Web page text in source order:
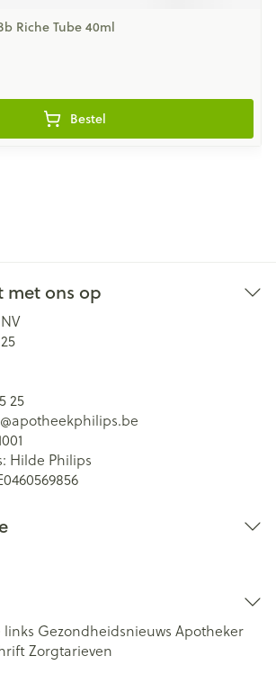
Riche Tube 40ml
Bestel
met ons op
25
apotheekphilips.be
Hilde Philips
Gezondheidsnieuws Apotheker
Zorgtarieven